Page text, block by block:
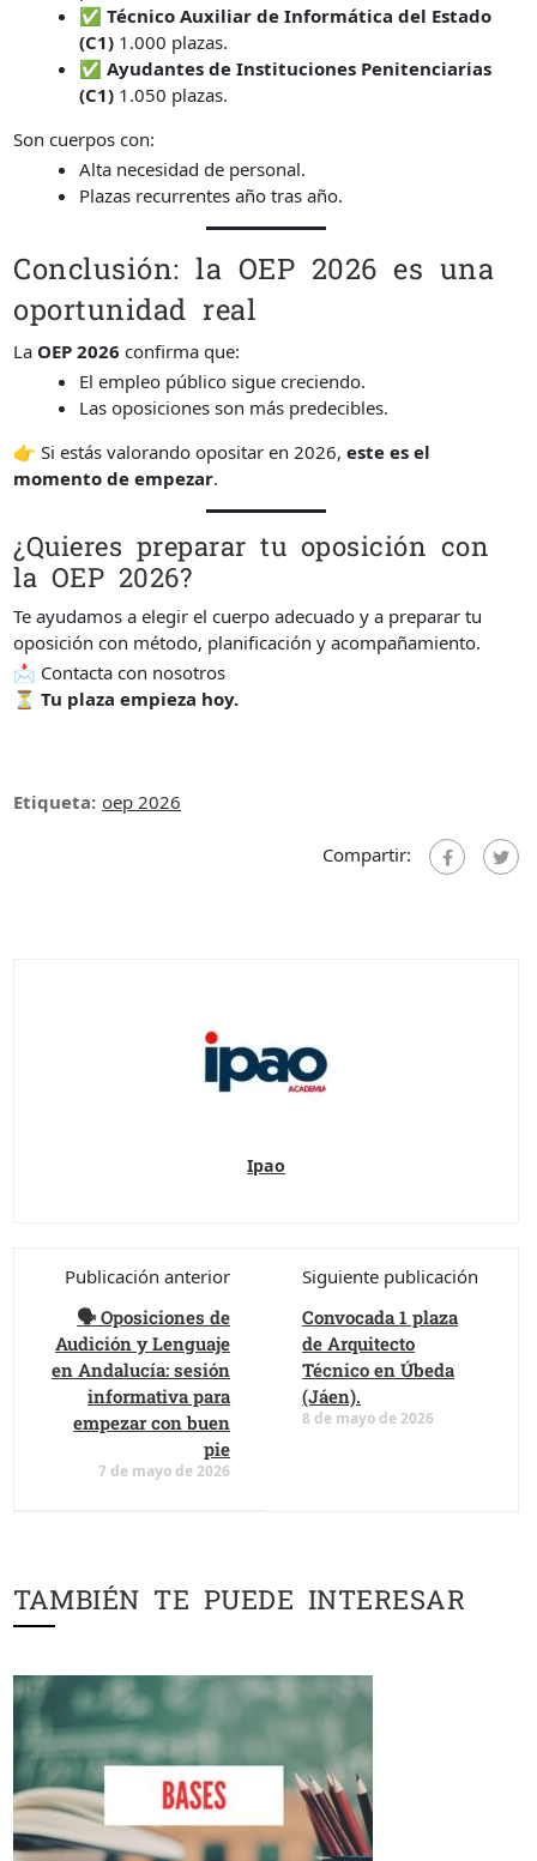
✅Técnico Auxiliar de Informática del Estado
(C1) 1.000 plazas.
✅Ayudantes de Instituciones Penitenciarias
(C1) 1.050 plazas.
Son cuerpos con:
Alta necesidad de personal.
Plazas recurrentes año tras año.
Conclusión: la OEP 2026 es una
oportunidad real
La OEP 2026 confirma que:
El empleo público sigue creciendo.
Las oposiciones son más predecibles.
👉 Si estás valorando opositar en 2026,este es el
momento de empezar.
¿Quieres preparar tu oposición con
la OEP 2026?
Te ayudamos a elegir el cuerpo adecuado y a preparar tu
oposición con método, planificación y acompañamiento.
📩 Contacta con nosotros
⏳Tu plaza empieza hoy.
Etiqueta: oep 2026
Compartir:
Ipao
Publicación anterior
🗣️ Oposiciones de
Audición y Lenguaje
en Andalucía: sesión
informativa para
empezar con buen
pie
7 de mayo de 2026
Siguiente publicación
Convocada 1 plaza
de Arquitecto
Técnico en Úbeda
(Jáen).
8 de mayo de 2026
TAMBIÉN TE PUEDE INTERESAR